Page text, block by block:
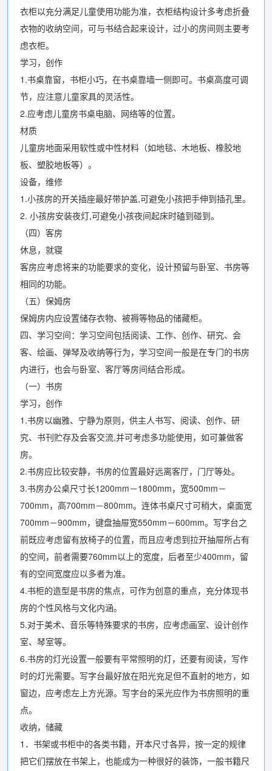
衣柜以充分满足儿童使用功能为准，衣柜结构设计多考虑折叠
衣物的收纳空间，可与书结合起来设计，过小的房间则主要考
虑衣柜。
学习，创作
1.书桌靠窗，书柜小巧，在书桌靠墙一侧即可。书桌高度可调
节，应注意儿童家具的灵活性。
2.应考虑儿童房书桌电脑、网络等的位置。
材质
儿童房地面采用软性或中性材料（如地毯、木地板、橡胶地
板、塑胶地板等）。
设备，维修
1.小孩房的开关插座最好带护盖,可避免小孩把手伸到插孔里。
2. 小孩房安装夜灯,可避免小孩夜间起床时磕到碰到。
（四）客房
休息，就寝
客房应考虑将来的功能要求的变化，设计预留与卧室、书房等
相同的功能。
（五）保姆房
保姆房内应设置储存衣物、被褥等物品的储藏柜。
四、学习空间：学习空间包括阅读、工作、创作、研究、会
客、绘画、弹琴及收纳等行为，学习空间一般是在专门的书房
内进行，也会与卧室、客厅等房间结合形成。
（一）书房
学习，创作
1.书房以幽雅、宁静为原则，供主人书写、阅读、创作、研
究、书刊贮存及会客交流,并可考虑多功能使用，如可兼做客
房。
2.书房应比较安静，书房的位置最好远离客厅，门厅等处。
3.书房办公桌尺寸长1200mm－1800mm，宽500mm－
700mm，高700mm－800mm。连体书桌尺寸可稍大，桌面宽
700mm－900mm，键盘抽屉宽550mm－600mm。写字台之
前既应考虑留有放椅子的位置，而且应考虑到拉开抽屉所占有
的空间，前者需要760mm以上的宽度，后者至少400mm，留
有的空间宽度应以多者为准。
4.书柜的造型是书房的焦点，可作为创意的重点，充分体现书
房的个性风格与文化内涵。
5.对于美术、音乐等特殊要求的书房，应考虑画室、设计创作
室、琴室等。
6.书房的灯光设置一般要有平常照明的灯，还要有阅读，写作
时的灯光需要。写字台最好放在阳光充足但不直射的地方，如
窗边，应考虑左上方光源。写字台的采光应作为书房照明的重
点。
收纳，储藏
1．书架或书柜中的各类书籍，开本尺寸各异，按一定的规律
把它们摆放在书架上，也能成为一种很好的装饰，一般书籍尺